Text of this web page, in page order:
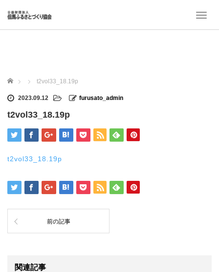
T
ホーム t2vol33_18.19p
2023.09.12 furusato_admin
t2vol33_18.19p
t2vol33_18.19p
前の記事
関連記事